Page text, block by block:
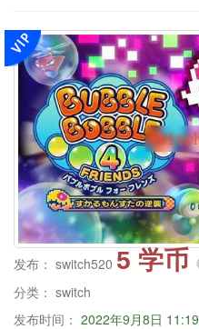
发布： switch520 5 学币
分类： switch
发布时间： 2022年9月8日 11:19